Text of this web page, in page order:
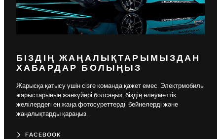
БІЗДІҢ ЖАҢАЛЫҚТАРЫМЫЗДАН
ХАБАРДАР БОЛЫҢЫЗ
Жарысқа қатысу үшін сізге команда қажет емес. Электрмобиль
жарыстарының жанкүйері болсаңыз, біздің әлеуметтік
желілердегі ең жаңа фотосуреттерді, бейнелерді және
жаңалықтарды қараңыз.
FACEBOOK